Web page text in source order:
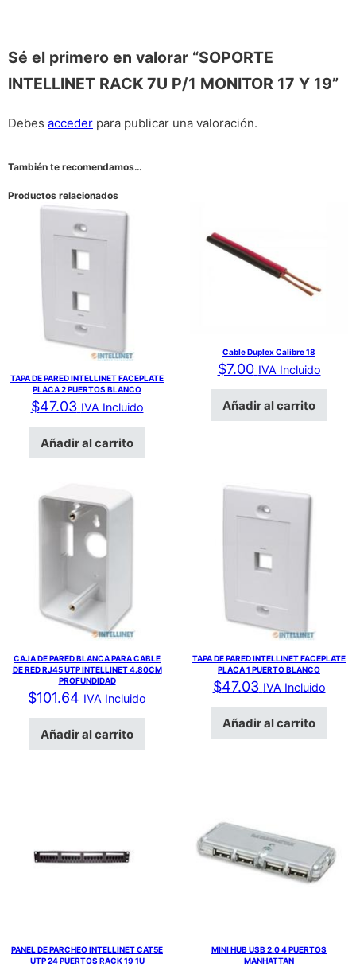
Sé el primero en valorar “SOPORTE
INTELLINET RACK 7U P/1 MONITOR 17 Y 19”
Debes acceder para publicar una valoración.
También te recomendamos…
Productos relacionados
TAPA DE PARED INTELLINET FACEPLATE
PLACA 2 PUERTOS BLANCO
$47.03 IVA Incluido
Añadir al carrito
Cable Duplex Calibre 18
$7.00 IVA Incluido
Añadir al carrito
CAJA DE PARED BLANCA PARA CABLE
DE RED RJ45 UTP INTELLINET 4.80CM
PROFUNDIDAD
$101.64 IVA Incluido
Añadir al carrito
TAPA DE PARED INTELLINET FACEPLATE
PLACA 1 PUERTO BLANCO
$47.03 IVA Incluido
Añadir al carrito
PANEL DE PARCHEO INTELLINET CAT5E
UTP 24 PUERTOS RACK 19 1U
MINI HUB USB 2.0 4 PUERTOS
MANHATTAN